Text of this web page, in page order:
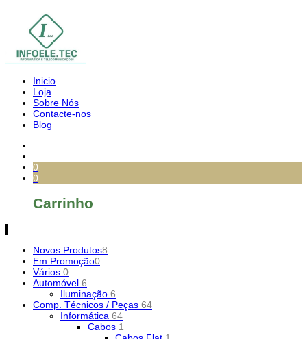
Inicio
Loja
Sobre Nós
Contacte-nos
Blog
0
0
Carrinho
Novos Produtos8
Em Promoção0
Vários 0
Automóvel 6
Iluminação 6
Comp. Técnicos / Peças 64
Informática 64
Cabos 1